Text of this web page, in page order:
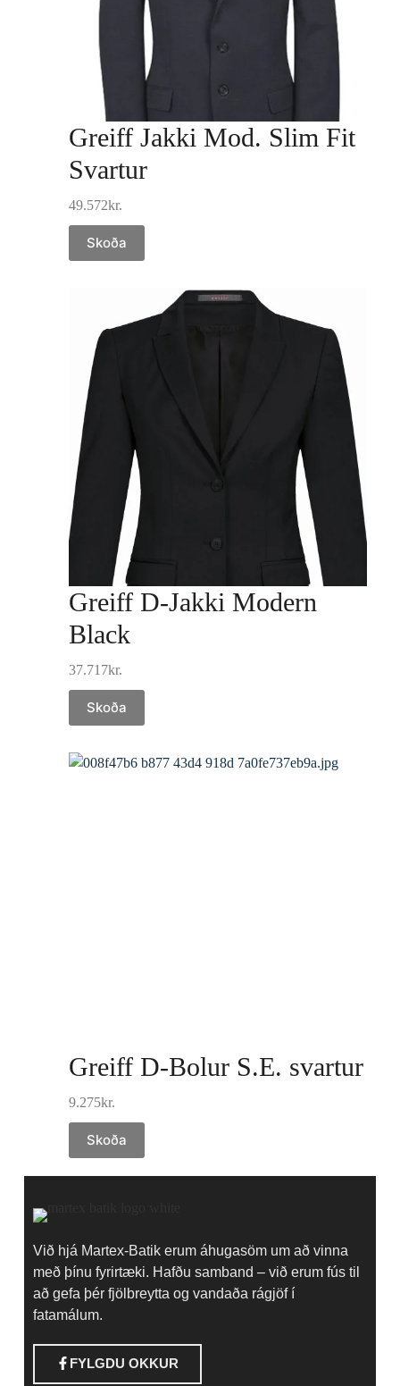
Greiff Jakki Mod. Slim Fit
Svartur
49.572kr.
Skoða
Greiff D-Jakki Modern
Black
37.717kr.
Skoða
Greiff D-Bolur S.E. svartur
9.275kr.
Skoða
Við hjá Martex-Batik erum áhugasöm um að vinna
með þínu fyrirtæki. Hafðu samband – við erum fús til
að gefa þér fjölbreytta og vandaða rágjöf í
fatamálum.
FYLGDU OKKUR